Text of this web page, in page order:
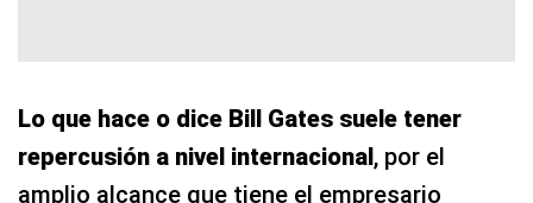
Lo que hace o dice Bill Gates suele tener
repercusión a nivel internacional, por el
amplio alcance que tiene el empresario